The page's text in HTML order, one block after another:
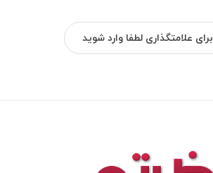
برای علامتگذاری لطفا وارد شوید